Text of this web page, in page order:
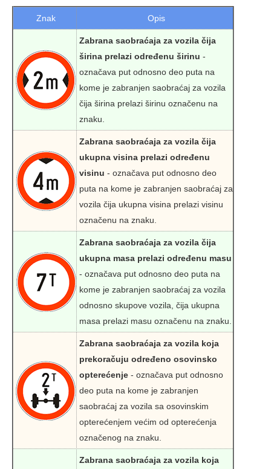
Znak Opis
Zabrana saobraćaja za vozila čija
širina prelazi određenu širinu -
označava put odnosno deo puta na
kome je zabranjen saobraćaj za vozila
čija širina prelazi širinu označenu na
znaku.
Zabrana saobraćaja za vozila čija
ukupna visina prelazi određenu
visinu - označava put odnosno deo
puta na kome je zabranjen saobraćaj za
vozila čija ukupna visina prelazi visinu
označenu na znaku.
Zabrana saobraćaja za vozila čija
ukupna masa prelazi određenu masu
- označava put odnosno deo puta na
kome je zabranjen saobraćaj za vozila
odnosno skupove vozila, čija ukupna
masa prelazi masu označenu na znaku.
Zabrana saobraćaja za vozila koja
prekoračuju određeno osovinsko
opterećenje - označava put odnosno
deo puta na kome je zabranjen
saobraćaj za vozila sa osovinskim
opterećenjem većim od opterećenja
označenog na znaku.
Zabrana saobraćaja za vozila koja